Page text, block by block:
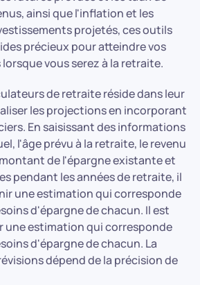
ainsi que l'inflation et les
projetés, ces outils
précieux pour atteindre vos
vous serez à la retraite.
de retraite réside dans leur
les projections en incorporant
En saisissant des informations
l'âge prévu à la retraite, le revenu
de l'épargne existante et
pendant les années de retraite, il
une estimation qui corresponde
d'épargne de chacun. Il est
une estimation qui corresponde
d'épargne de chacun. La
dépend de la précision de